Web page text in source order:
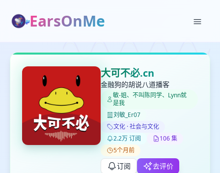
EarsOnMe
大可不必.cn
金融狗的胡说八道播客
敏-姐、不叫陈同学、Lynn就
是我
刘敏_Er07
文化 · 社会与文化
2.2万 订阅
106 集
5个月前
订阅 去评价
✕
打分
键盘下留人
✕
删除确认
取消
✕
加入播单